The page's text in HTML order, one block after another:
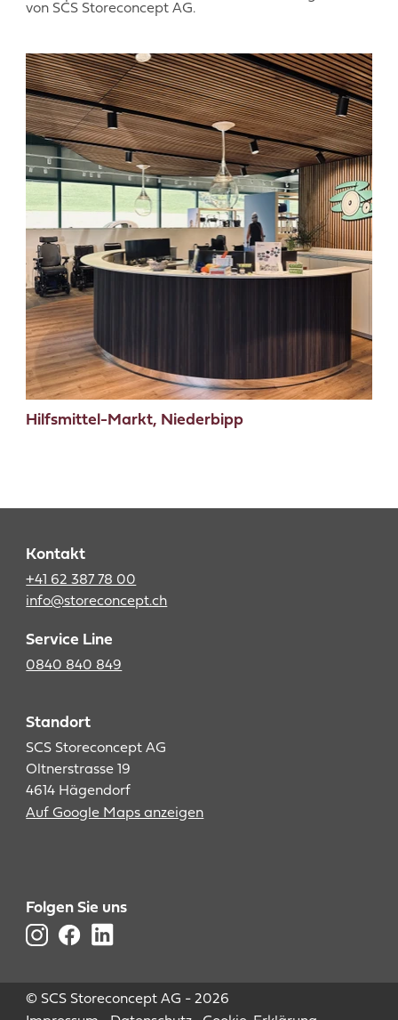
von SCS Storeconcept AG.
Hilfsmittel-Markt, Niederbipp
Kontakt
+41 62 387 78 00
info@storeconcept.ch
Service Line
0840 840 849
Standort
SCS Storeconcept AG
Oltnerstrasse 19
4614 Hägendorf
Auf Google Maps anzeigen
Folgen Sie uns
© SCS Storeconcept AG - 2026